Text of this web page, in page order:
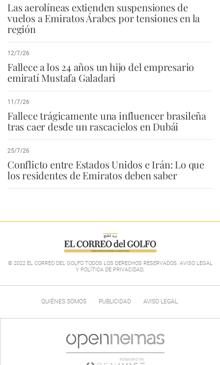
Las aerolíneas extienden suspensiones de
vuelos a Emiratos Árabes por tensiones en la
región
12/7/26
Fallece a los 24 años un hijo del empresario
emiratí Mustafa Galadari
11/7/26
Fallece trágicamente una influencer brasileña
tras caer desde un rascacielos en Dubái
25/7/26
Conflicto entre Estados Unidos e Irán: Lo que
los residentes de Emiratos deben saber
© 2022 EL CORREO DEL GOLFO TODOS LOS DERECHOS RESERVADOS. AVISO LEGAL
Y POLÍTICA DE PRIVACIDAD.
QUIÉNES SOMOS PUBLICIDAD AVISO LEGAL